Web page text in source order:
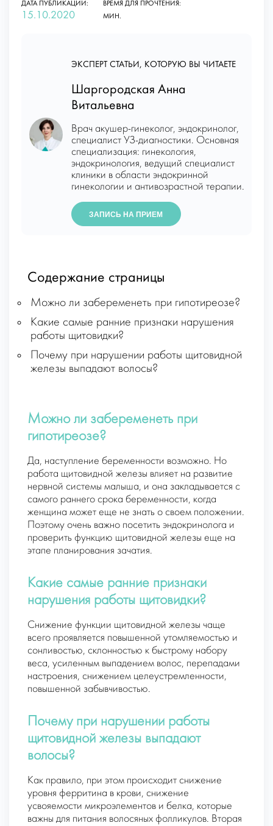
ДАТА ПУБЛИКАЦИИ:
15.10.2020
ВРЕМЯ ДЛЯ ПРОЧТЕНИЯ:
МИН.
ЭКСПЕРТ СТАТЬИ, КОТОРУЮ ВЫ ЧИТАЕТЕ
Шаргородская Анна
Витальевна
Врач акушер-гинеколог, эндокринолог,
специалист УЗ-диагностики. Основная
специализация: гинекология,
эндокринология, ведущий специалист
клиники в области эндокринной
гинекологии и антивозрастной терапии.
ЗАПИСЬ НА ПРИЕМ
Содержание страницы
Можно ли забеременеть при гипотиреозе?
Какие самые ранние признаки нарушения
работы щитовидки?
Почему при нарушении работы щитовидной
железы выпадают волосы?
Можно ли забеременеть при
гипотиреозе?
Да, наступление беременности возможно. Но
работа щитовидной железы влияет на развитие
нервной системы малыша, и она закладывается с
самого раннего срока беременности, когда
женщина может еще не знать о своем положении.
Поэтому очень важно посетить эндокринолога и
проверить функцию щитовидной железы еще на
этапе планирования зачатия.
Какие самые ранние признаки
нарушения работы щитовидки?
Снижение функции щитовидной железы чаще
всего проявляется повышенной утомляемостью и
сонливостью, склонностью к быстрому набору
веса, усиленным выпадением волос, перепадами
настроения, снижением целеустремленности,
повышенной забывчивостью.
Почему при нарушении работы
щитовидной железы выпадают
волосы?
Как правило, при этом происходит снижение
уровня ферритина в крови, снижение
усвояемости микроэлементов и белка, которые
важны для питания волосяных фолликулов. Вторая